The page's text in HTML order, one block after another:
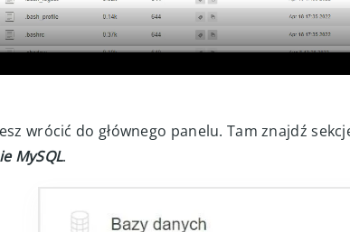
wrócić do głównego panelu. Tam znajdź sekcję